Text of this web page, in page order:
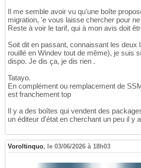
Il me semble avoir vu qu'une boîte
migration, 'e vous laisse chercher pour
Reste à voir le tarif, qui à mon avis doit
Soit dit en passant, connaissant les deux
rouillé en Windev tout de même), je suis
dispo. Je dis ça, je dis rien .
Tatayo.
En complément ou remplacement de
est franchement top
Il y a des boîtes qui vendent des
un éditeur d'état en cherchant un peu il y
Voroltinquo, le 03/06/2026 à 18h03